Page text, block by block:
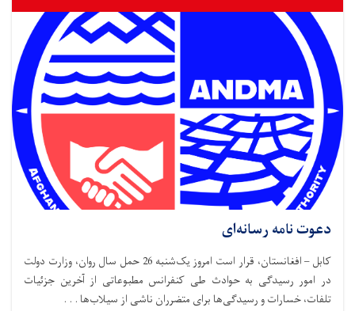
دعوت نامه رسانه‌ای
کابل – افغانستان، قرار است امروز یک‌شنبه 26 حمل سال روان، وزارت دولت
در امور رسیدگی به حوادث طی کنفرانس مطبوعاتی از آخرین جزئیات
تلفات، خسارات و رسیدگی‌ها برای متضرران ناشی از سیلاب‌ها . . .